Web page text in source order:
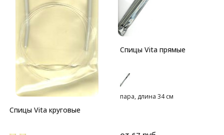
Спицы Vita круговые
Спицы Vita прямые
пара, длина 34 см